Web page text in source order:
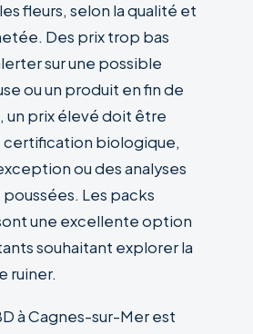
fleurs, selon la qualité et
Des prix trop bas
sur une possible
ou un produit en fin de
un prix élevé doit être
certification biologique,
ou des analyses
Les packs
une excellente option
souhaitant explorer la
ruiner.
à Cagnes-sur-Mer est